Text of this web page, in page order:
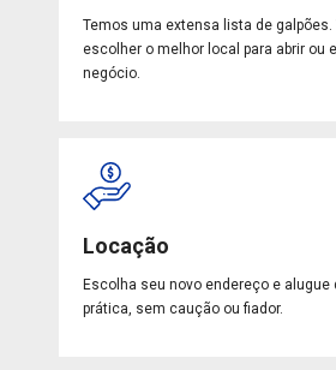
Temos uma extensa lista de
escolher o melhor local para abrir ou
negócio.
Locação
Escolha seu novo endereço e alugue
prática, sem caução ou fiador.